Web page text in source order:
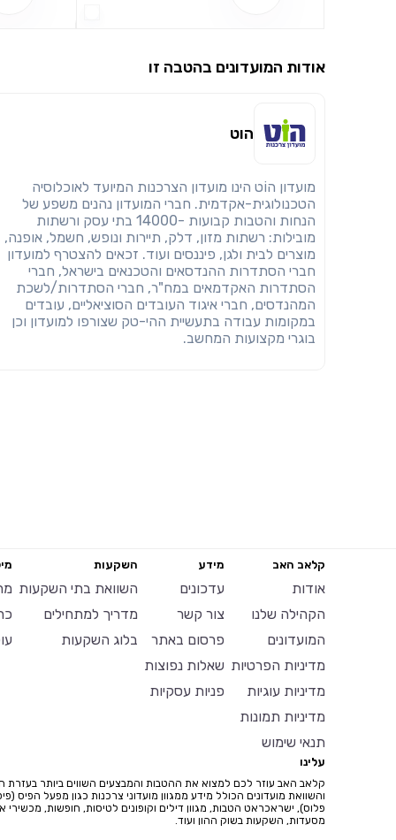
אודות המועדונים בהטבה זו
הוט
מועדון הוֹט הינו מועדון הצרכנות המיועד לאוכלוסיה
הטכנולוגית-אקדמית. חברי המועדון נהנים משפע של
הנחות והטבות קבועות -14000 בתי עסק ורשתות
מובילות: רשתות מזון, דלק, תיירות ונופש, חשמל, אופנה,
מוצרים לבית ולגן, פיננסים ועוד. זכאים להצטרף למועדון
חברי הסתדרות ההנדסאים והטכנאים בישראל, חברי
הסתדרות האקדמאים במח"ר, חברי הסתדרות/לשכת
המהנדסים, חברי איגוד העובדים הסוציאליים, עובדים
במקומות עבודה בתעשיית ההי-טק שצורפו למועדון וכן
בוגרי מקצועות המחשב.
קלאב האב
אודות
הקהילה שלנו
המועדונים
מדיניות הפרטיות
מדיניות עוגיות
מדיניות תמונות
תנאי שימוש
מידע
עדכונים
צור קשר
פרסום באתר
שאלות נפוצות
פניות עסקיות
השקעות
השוואת בתי השקעות
מדריך למתחילים
בלוג השקעות
עלינו
קלאב האב עוזר לכם למצוא את ההטבות והמבצעים השווים ביותר בעזרת
והשוואת מועדונים הכולל מידע ממגוון מועדוני צרכנות כגון מפעל הפיס
פלוס), ישראכראט הטבות, מגוון דילים וקופונים לטיסות, חופשות, מכשירי
מסעדות, השקעות בשוק ההון ועוד.